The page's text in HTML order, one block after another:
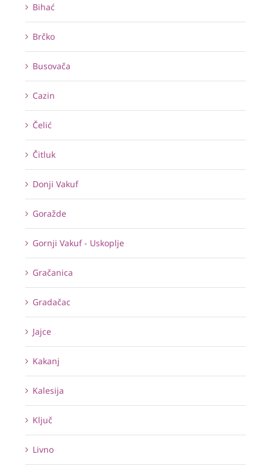
Bihać
Brčko
Busovača
Cazin
Čelić
Čitluk
Donji Vakuf
Goražde
Gornji Vakuf - Uskoplje
Gračanica
Gradačac
Jajce
Kakanj
Kalesija
Ključ
Livno